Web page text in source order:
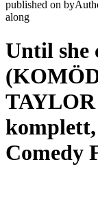
published on by
along
Until she
Comedy